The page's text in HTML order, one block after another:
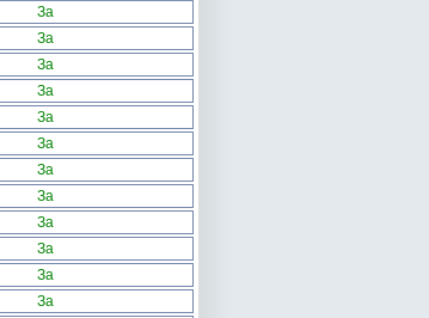
За
За
За
За
За
За
За
За
За
За
За
За